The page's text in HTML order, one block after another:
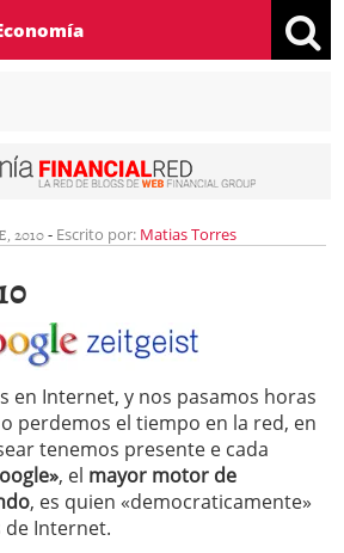
2010- Escrito por: Matias Torres
en Internet, y nos pasamos horas
perdemos el tiempo en la red, en
tenemos presente e cada
, el mayor motor de
, es quien «democraticamente»
Internet.